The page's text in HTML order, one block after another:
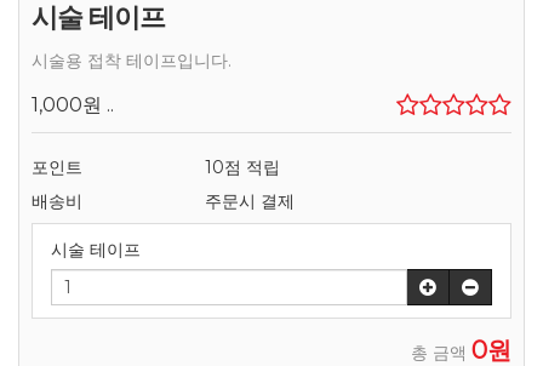
시술 테이프
시술용 접착 테이프입니다.
1,000원 ..
포인트
10점 적립
배송비
주문시 결제
시술 테이프
총 금액 0원